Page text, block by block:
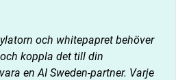
och whitepapret behöver
koppla det till din
en AI Sweden-partner. Varje